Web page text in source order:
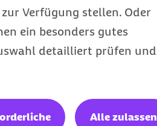
Verfügung stellen. Oder
ein besonders gutes
detailliert prüfen und
Alle zulassen